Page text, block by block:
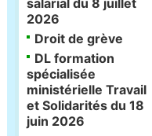
salarial du 8 juillet
2026
Droit de grève
DL formation
spécialisée
ministérielle Travail
et Solidarités du 18
juin 2026